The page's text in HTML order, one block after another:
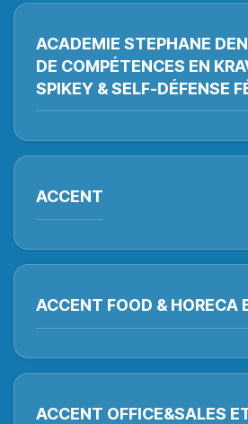
ACADEMIE STEPHANE
DE COMPÉTENCES EN
SPIKEY & SELF-DÉFENSE
ACCENT
ACCENT FOOD & HORECA
ACCENT OFFICE&SALES